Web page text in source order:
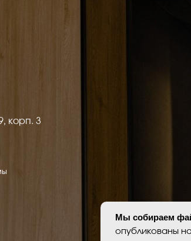
Я
оснований
Мы собираем
опубликованы